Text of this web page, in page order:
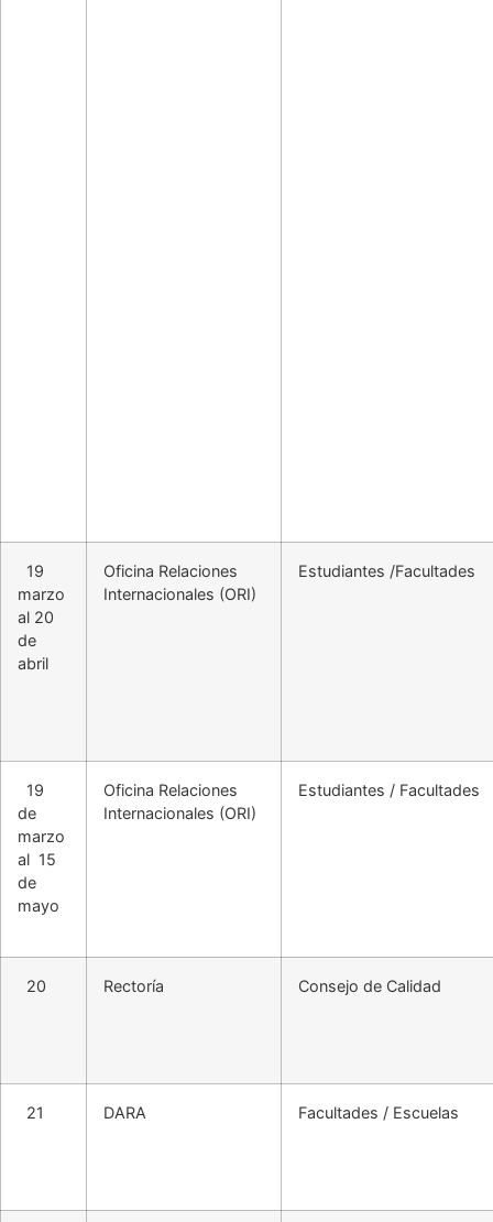
19
marzo
al 20
de
abril
Oficina Relaciones
Internacionales (ORI)
Estudiantes /Facultades
19
de
marzo
al 15
de
mayo
Oficina Relaciones
Internacionales (ORI)
Estudiantes / Facultades
20 Rectoría Consejo de Calidad
21 DARA Facultades / Escuelas